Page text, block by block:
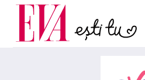
Carieră
Actualitate